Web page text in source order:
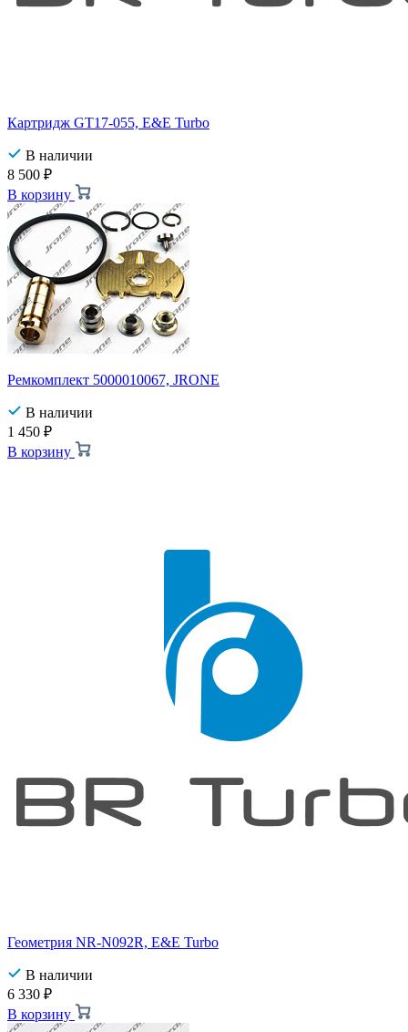
Картридж GT17-055, E&E Turbo
В наличии
8 500 ₽
В корзину
Ремкомплект 5000010067, JRONE
В наличии
1 450 ₽
В корзину
Геометрия NR-N092R, E&E Turbo
В наличии
6 330 ₽
В корзину